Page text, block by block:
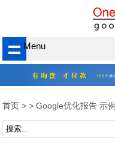
Menu
首页 >> Google优化报告 示例